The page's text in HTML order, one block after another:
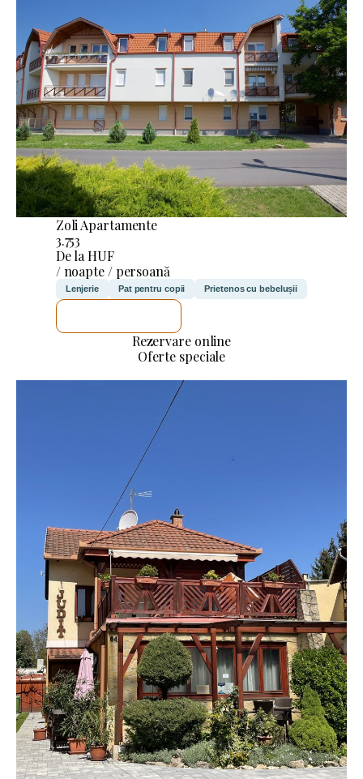
Zoli Apartamente
3.753
De la HUF
/ noapte / persoană
Lenjerie Pat pentru copii Prietenos cu bebelușii
Rezervare online
Oferte speciale